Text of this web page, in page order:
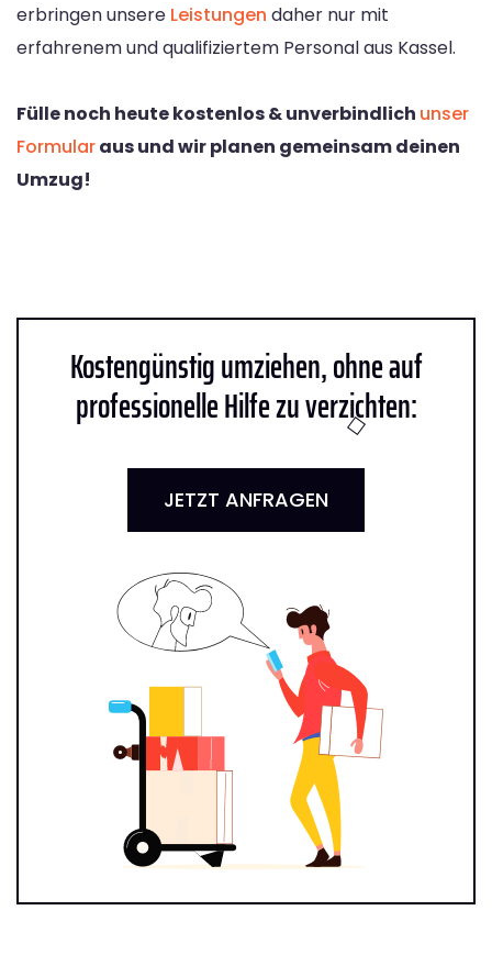
erbringen unsere Leistungen daher nur mit
erfahrenem und qualifiziertem Personal aus Kassel.
Fülle noch heute kostenlos & unverbindlich unser
Formularaus und wir planen gemeinsam deinen
Umzug!
Kostengünstig umziehen, ohne auf
professionelle Hilfe zu verzichten:
JETZT ANFRAGEN